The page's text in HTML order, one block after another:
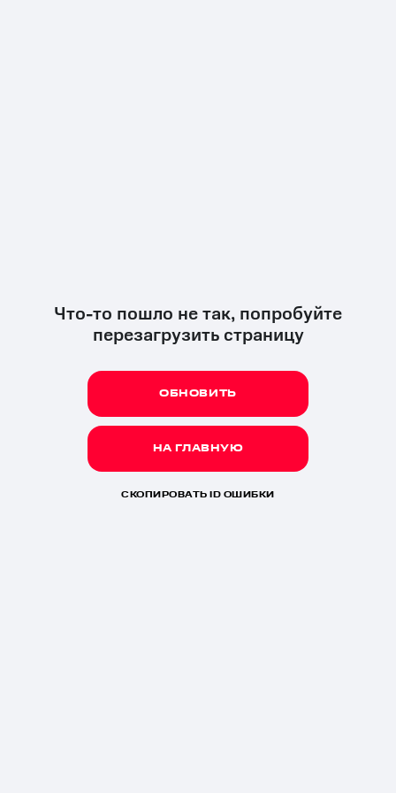
Что-то пошло не так, попробуйте
перезагрузить страницу
ОБНОВИТЬ
НА ГЛАВНУЮ
СКОПИРОВАТЬ ID ОШИБКИ